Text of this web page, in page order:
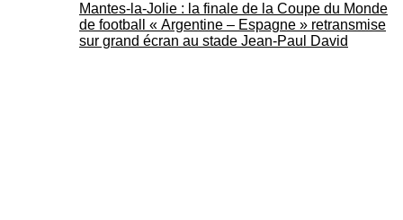
Mantes-la-Jolie : la finale de la Coupe du Monde
de football « Argentine – Espagne » retransmise
sur grand écran au stade Jean-Paul David